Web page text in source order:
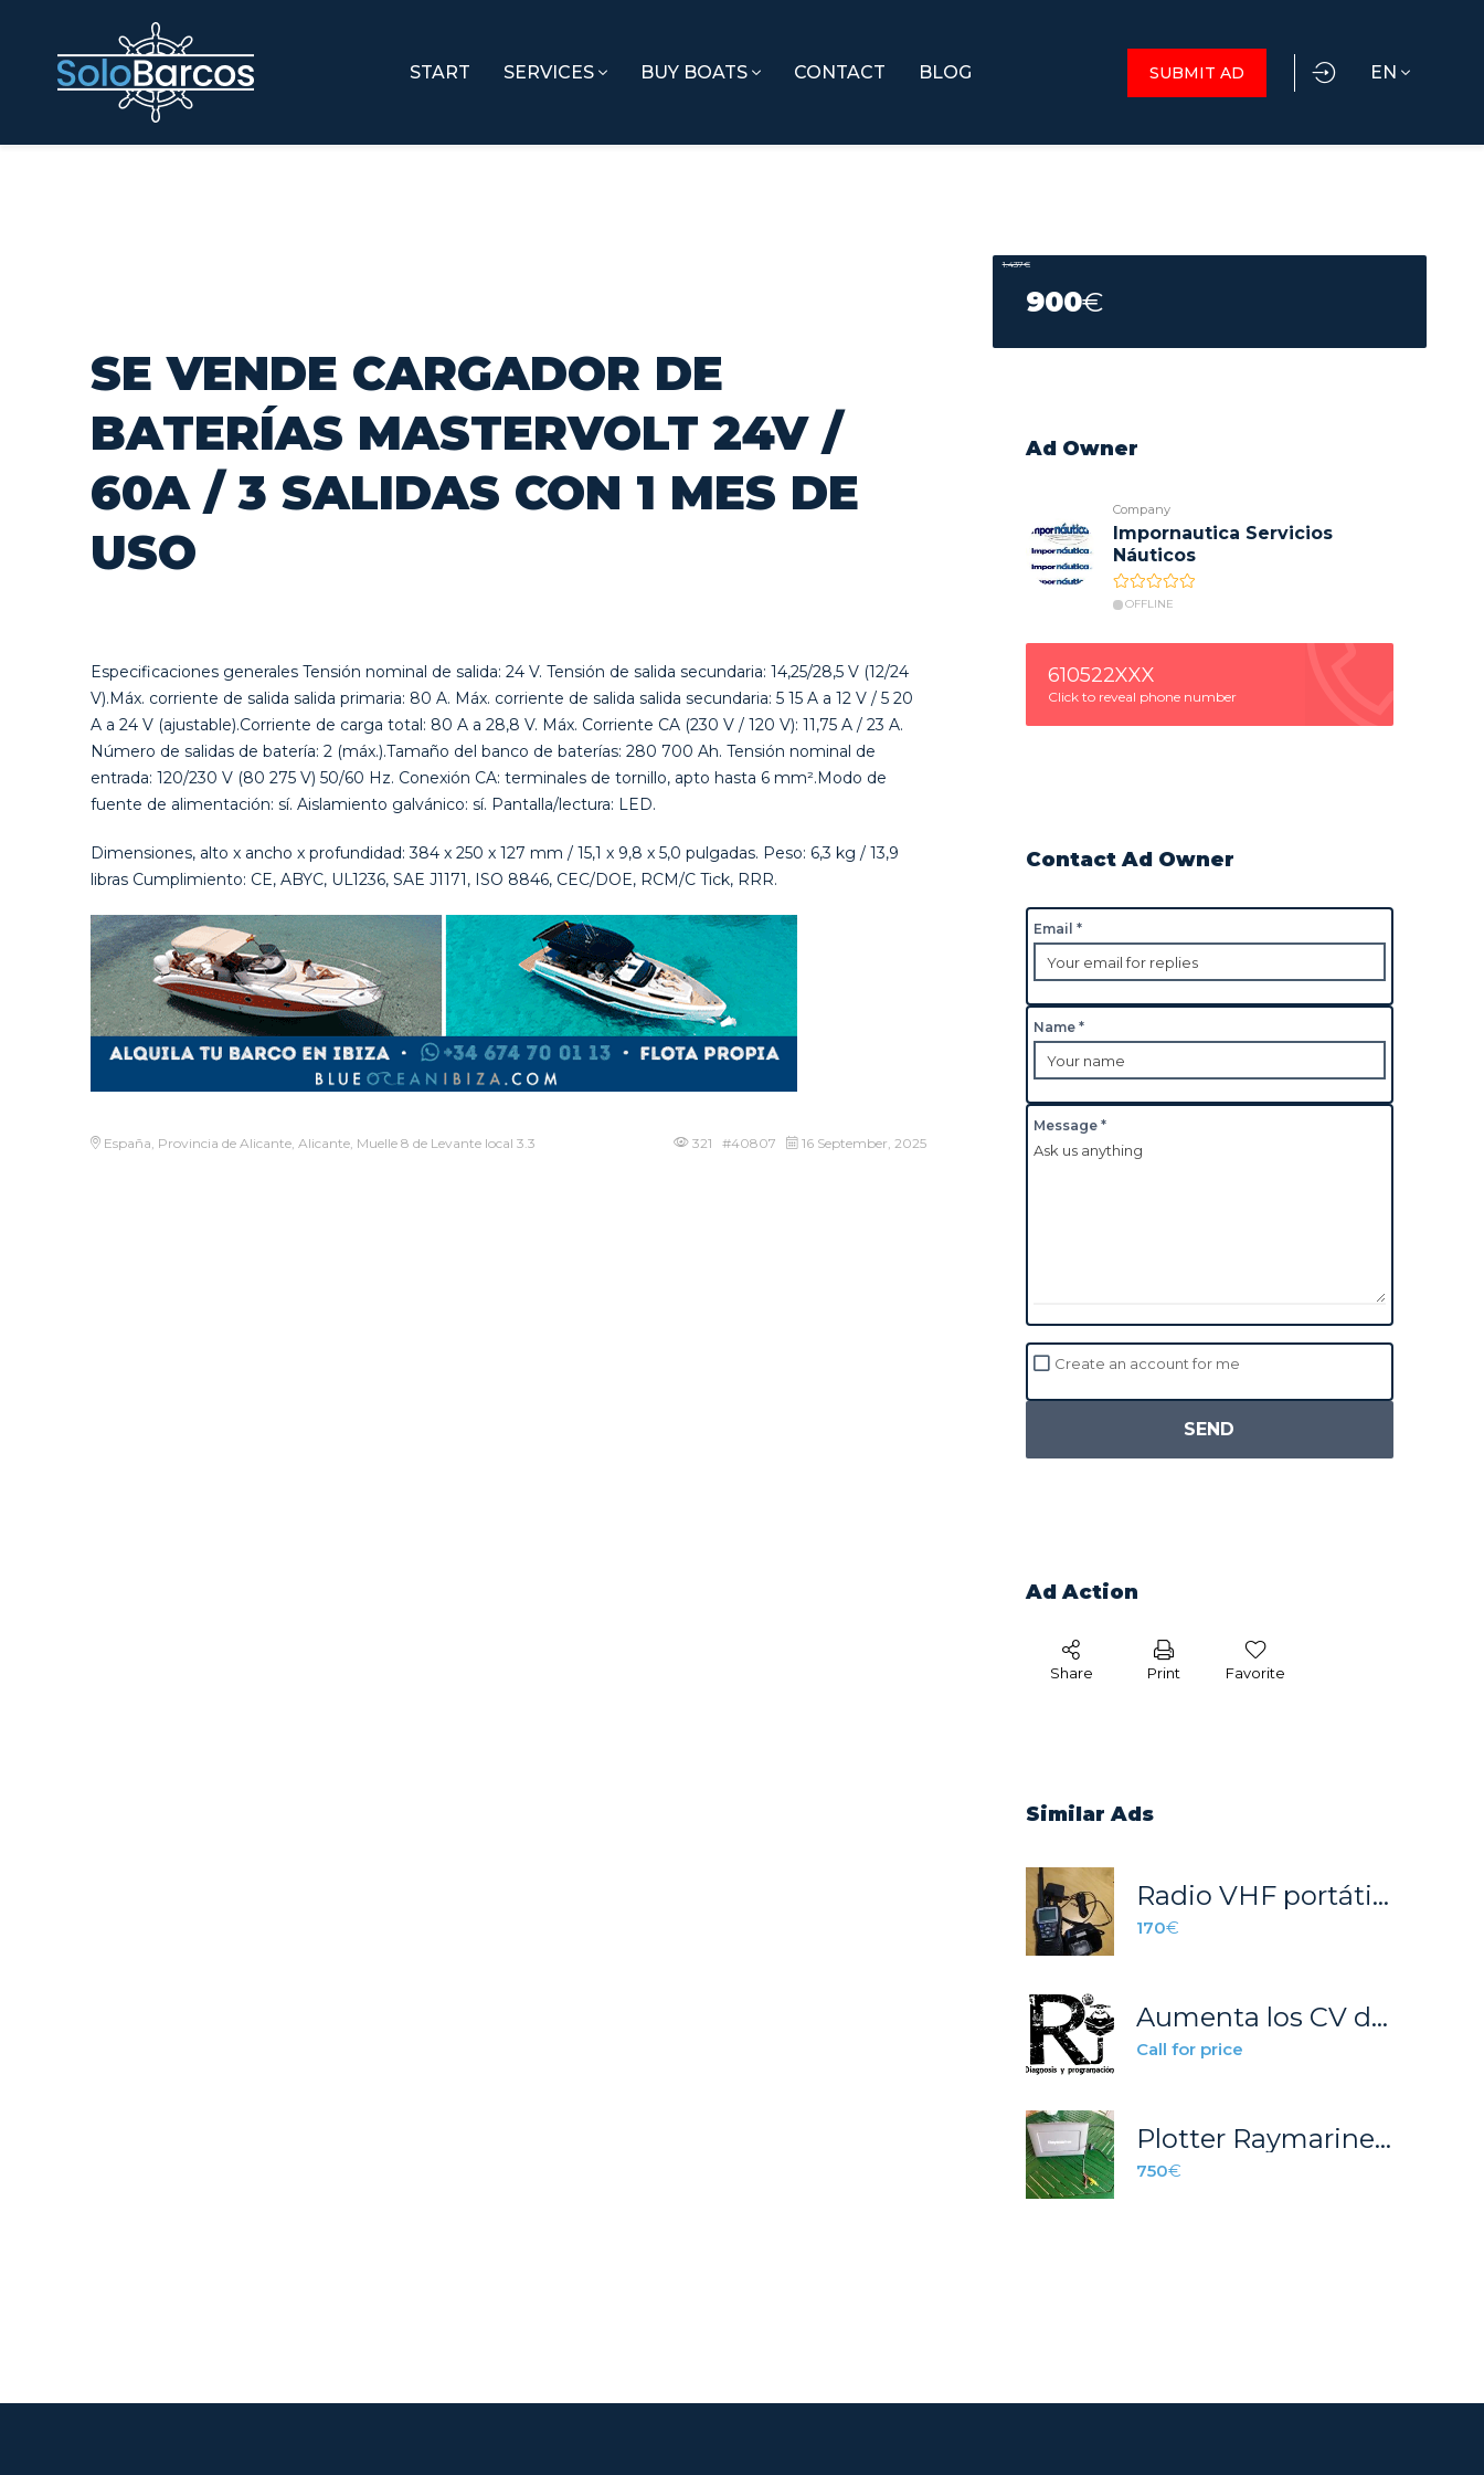
START SERVICES BUY BOATS CONTACT BLOG EN
SUBMIT AD
SE VENDE CARGADOR DE
BATERÍAS MASTERVOLT 24V /
60A / 3 SALIDAS CON 1 MES DE
USO
Especificaciones generales Tensión nominal de salida: 24 V. Tensión de salida secundaria: 14,25/28,5 V (12/24
V).Máx. corriente de salida salida primaria: 80 A. Máx. corriente de salida salida secundaria: 5 15 A a 12 V / 5 20
A a 24 V (ajustable).Corriente de carga total: 80 A a 28,8 V. Máx. Corriente CA (230 V / 120 V): 11,75 A / 23 A.
Número de salidas de batería: 2 (máx.).Tamaño del banco de baterías: 280 700 Ah. Tensión nominal de
entrada: 120/230 V (80 275 V) 50/60 Hz. Conexión CA: terminales de tornillo, apto hasta 6 mm².Modo de
fuente de alimentación: sí. Aislamiento galvánico: sí. Pantalla/lectura: LED.
Dimensiones, alto x ancho x profundidad: 384 x 250 x 127 mm / 15,1 x 9,8 x 5,0 pulgadas. Peso: 6,3 kg / 13,9
libras Cumplimiento: CE, ABYC, UL1236, SAE J1171, ISO 8846, CEC/DOE, RCM/C Tick, RRR.
España, Provincia de Alicante, Alicante, Muelle 8 de Levante local 3.3 321 #40807 16 September, 2025
1.437€
900€
Ad Owner
Company
Impornautica Servicios
Náuticos
OFFLINE
610522XXX
Click to reveal phone number
Contact Ad Owner
Email *
Name *
Message *
Create an account for me
SEND
Ad Action
Share Print Favorite
Similar Ads
Radio VHF portátil Cobra Marine MRHH500 FLT BT EU
170€
Aumenta los CV de tu moto de agua SEADOO
Call for price
Plotter Raymarine C120W
750€